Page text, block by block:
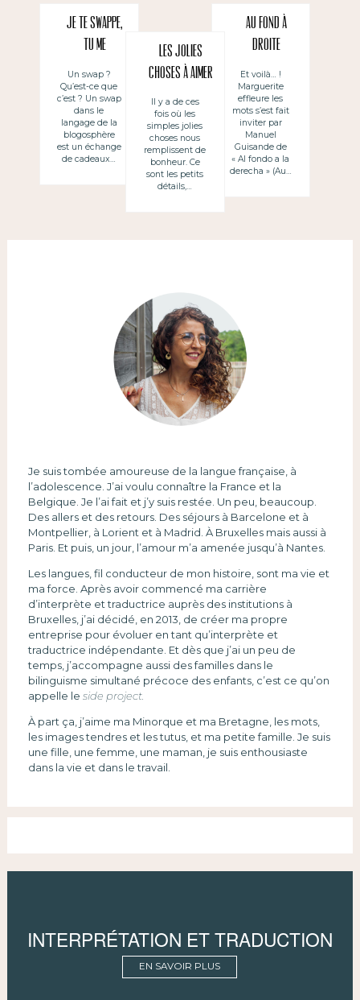
Je te swappe,
tu me
swappes…
Un swap ?
Qu’est-ce que
c’est ? Un swap
dans le
langage de la
blogosphère
est un échange
de cadeaux…
Les jolies
choses à aimer
Il y a de ces
fois où les
simples jolies
choses nous
remplissent de
bonheur. Ce
sont les petits
détails,…
Au fond à
droite
(nouvelle
rubrique –
Partenariat)
Et voilà… !
Marguerite
effleure les
mots s’est fait
inviter par
Manuel
Guisande de
« Al fondo a la
derecha » (Au…
Je suis tombée amoureuse de la langue française, à
l’adolescence. J’ai voulu connaître la France et la
Belgique. Je l’ai fait et j’y suis restée. Un peu, beaucoup.
Des allers et des retours. Des séjours à Barcelone et à
Montpellier, à Lorient et à Madrid. À Bruxelles mais aussi à
Paris. Et puis, un jour, l’amour m’a amenée jusqu’à Nantes.
Les langues, fil conducteur de mon histoire, sont ma vie et
ma force. Après avoir commencé ma carrière
d’interprète et traductrice auprès des institutions à
Bruxelles, j’ai décidé, en 2013, de créer ma propre
entreprise pour évoluer en tant qu’interprète et
traductrice indépendante. Et dès que j’ai un peu de
temps, j’accompagne aussi des familles dans le
bilinguisme simultané précoce des enfants, c’est ce qu’on
appelle le side project.
À part ça, j’aime ma Minorque et ma Bretagne, les mots,
les images tendres et les tutus, et ma petite famille. Je suis
une fille, une femme, une maman, je suis enthousiaste
dans la vie et dans le travail.
INTERPRÉTATION ET TRADUCTION
EN SAVOIR PLUS